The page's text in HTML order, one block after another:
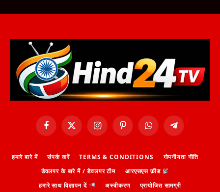
FacebookX
InstagramPinterestWhatsAppTelegram
हमारे बारे में संपर्क करें TERMS & CONDITIONS
गोपनीयता नीति
डेवलपर के बारे में / डेवलपर टीम
आरएसएस फ़ीड
हमारे साथ विज्ञापन दें
अस्वीकरण प्रायोजित सामग्री